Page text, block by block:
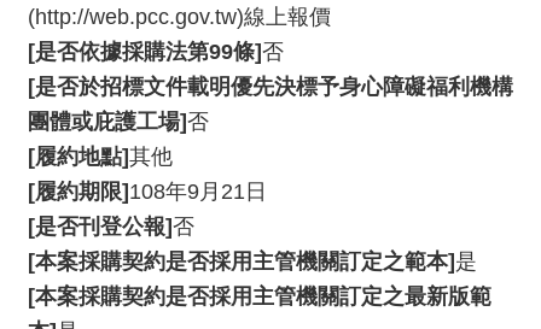
應
信
箱
網
站
導
覽
E
n
g
(http://web.pcc.gov.tw)線上報價
[是否依據採購法第99條]否
[是否於招標文件載明優先決標予身心障礙福利機構
團體或庇護工場]否
[履約地點]其他
[履約期限]108年9月21日
[是否刊登公報]否
[本案採購契約是否採用主管機關訂定之範本]是
[本案採購契約是否採用主管機關訂定之最新版範